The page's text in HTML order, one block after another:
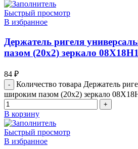
Быстрый просмотр
В избранное
Держатель ригеля
пазом (20х2) зеркало
84 ₽
Количество товара Держатель
широким пазом (20х2) зеркало
В корзину
Быстрый просмотр
В избранное